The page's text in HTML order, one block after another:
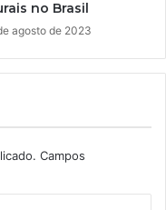
no Brasil
agosto de 2023
Campos